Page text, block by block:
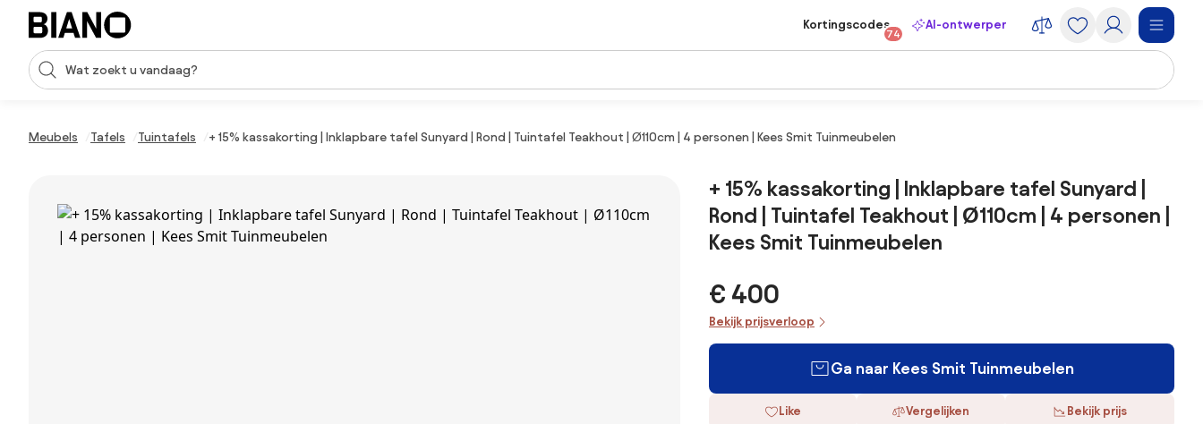
Navigatie overslaan, naar inhoud springen
Zoekopdracht invoeren
Kortingscodes
74
AI-ontwerper
Meubels Tafels Tuintafels + 15% kassakorting | Inklapbare tafel Sunyard | Rond | Tuintafel Teakhout | Ø110cm | 4 personen | Kees Smit Tuinmeubelen
+ 15% kassakorting | Inklapbare tafel Sunyard |
Rond | Tuintafel Teakhout | Ø110cm | 4 personen |
Kees Smit Tuinmeubelen
€ 400
Bekijk prijsverloop
Ga naar Kees Smit Tuinmeubelen
Like Vergelijken Bekijk prijs